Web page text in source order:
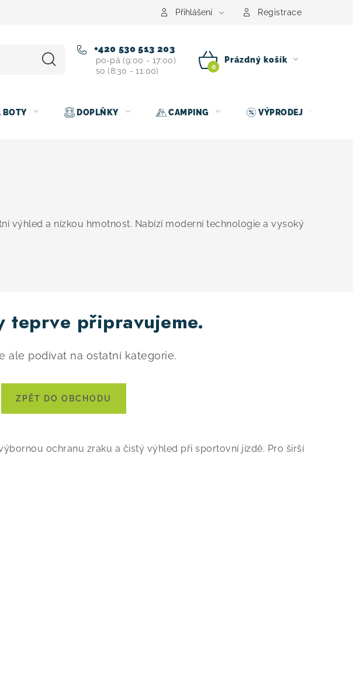
Půjčovna nosičů kol Kontakt
Přihlášení Registrace
+420 530 513 203
po-pá (9:00 - 17:00)
so (8:30 - 11:00)
NÁKUPNÍ
Prázdný košík
BOTY DOPLŇKY CAMPING VÝPRODEJ
výhled a nízkou hmotnost. Nabízí moderní technologie a vysoký
teprve připravujeme.
ale podívat na ostatní kategorie.
ZPĚT DO OBCHODU
ochranu zraku a čistý výhled při sportovní jízdě. Pro širší